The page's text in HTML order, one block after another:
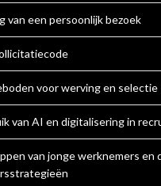
van een persoonlijk bezoek
voor werving en selectie
van AI en digitalisering in
van jonge werknemers en